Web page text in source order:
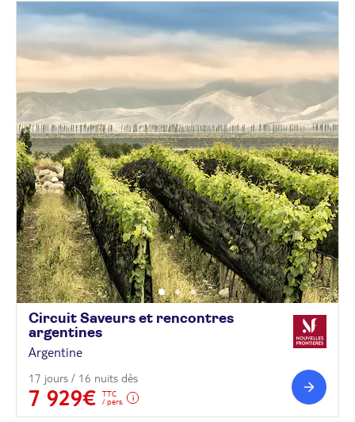
Circuit Saveurs et rencontres
argentines
Argentine
17 jours / 16 nuits dès
7 929€
TTC
/ pers.